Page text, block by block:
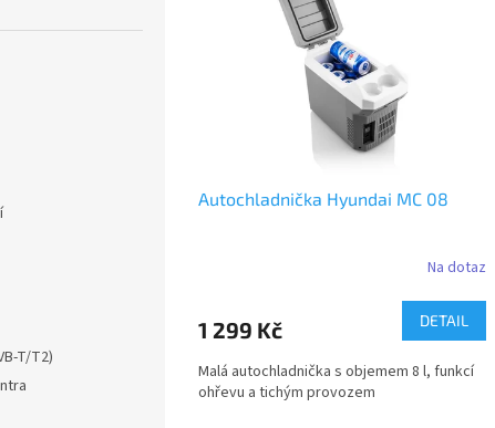
T/T2)
Autochladnička Hyundai MC 08
Na dotaz
1 299 Kč DETAIL
Malá autochladnička s objemem 8 l, funkcí
ohřevu a tichým provozem